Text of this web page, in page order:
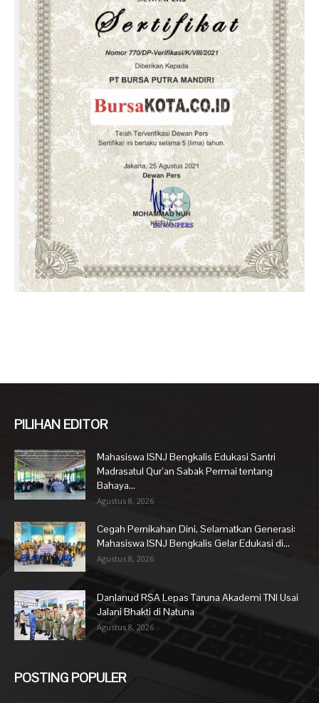
PILIHAN EDITOR
Mahasiswa ISNJ Bengkalis Edukasi Santri
Madrasatul Qur’an Sabak Permai tentang
Bahaya...
Agustus 8, 2026
Cegah Pernikahan Dini, Selamatkan Generasi:
Mahasiswa ISNJ Bengkalis Gelar Edukasi di...
Agustus 8, 2026
Danlanud RSA Lepas Taruna Akademi TNI Usai
Jalani Bhakti di Natuna
Agustus 8, 2026
POSTING POPULER